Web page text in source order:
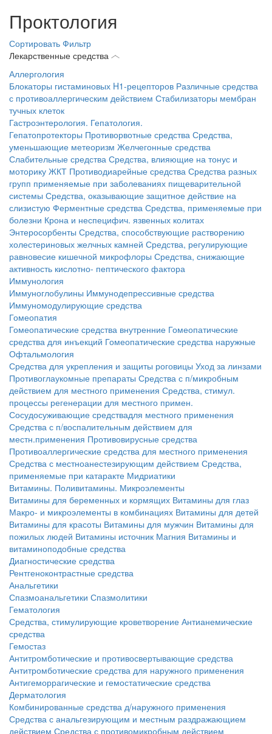
Проктология
Сортировать Фильтр
Лекарственные средства
Аллергология
Блокаторы гистаминовых H1-рецепторов Различные средства
с противоаллергическим действием Стабилизаторы мембран
тучных клеток
Гастроэнтерология. Гепатология.
Гепатопротекторы Противорвотные средства Средства,
уменьшающие метеоризм Желчегонные средства
Слабительные средства Средства, влияющие на тонус и
моторику ЖКТ Противодиарейные средства Средства разных
групп применяемые при заболеваниях пищеварительной
системы Средства, оказывающие защитное действие на
слизистую Ферментные средства Средства, применяемые при
болезни Крона и неспецифич. язвенных колитах
Энтеросорбенты Средства, способствующие растворению
холестериновых желчных камней Средства, регулирующие
равновесие кишечной микрофлоры Средства, снижающие
активность кислотно- пептического фактора
Иммунология
Иммуноглобулины Иммунодепрессивные средства
Иммуномодулирующие средства
Гомеопатия
Гомеопатические средства внутренние Гомеопатические
средства для инъекций Гомеопатические средства наружные
Офтальмология
Средства для укрепления и защиты роговицы Уход за линзами
Противоглаукомные препараты Средства с п/микробным
действием для местного применения Средства, стимул.
процессы регенерации для местного примен.
Сосудосуживающие средствадля местного применения
Средства с п/воспалительным действием для
местн.применения Противовирусные средства
Противоаллергические средства для местного применения
Средства с местноанестезирующим действием Средства,
применяемые при катаракте Мидриатики
Витамины. Поливитамины. Микроэлементы
Витамины для беременных и кормящих Витамины для глаз
Макро- и микроэлементы в комбинациях Витамины для детей
Витамины для красоты Витамины для мужчин Витамины для
пожилых людей Витамины источник Магния Витамины и
витаминоподобные средства
Диагностические средства
Рентгеноконтрастные средства
Анальгетики
Спазмоанальгетики Спазмолитики
Гематология
Средства, стимулирующие кроветворение Антианемические
средства
Гемостаз
Антитромботические и противосвертывающие средства
Антитромботические средства для наружного применения
Антигеморрагические и гемостатические средства
Дерматология
Комбинированные средства д/наружного применения
Средства с анальгезирующим и местным раздражающием
действием Средства с противомикробным действием